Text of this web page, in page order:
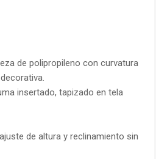
de polipropileno con curvatura
insertado, tapizado en tela
de altura y reclinamiento sin